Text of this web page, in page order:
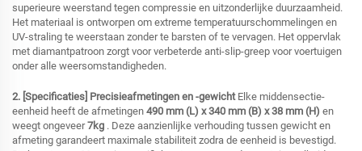
superieure weerstand tegen compressie en uitzonderlijke duurzaamheid.
Het materiaal is ontworpen om extreme temperatuurschommelingen en
UV-straling te weerstaan zonder te barsten of te vervagen. Het oppervlak
met diamantpatroon zorgt voor verbeterde anti-slip-greep voor voertuigen
onder alle weersomstandigheden.
2. [Specificaties] Precisieafmetingen en -gewicht Elke middensectie-
eenheid heeft de afmetingen 490 mm (L) x 340 mm (B) x 38 mm (H) en
weegt ongeveer7kg . Deze aanzienlijke verhouding tussen gewicht en
afmeting garandeert maximale stabiliteit zodra de eenheid is bevestigd.